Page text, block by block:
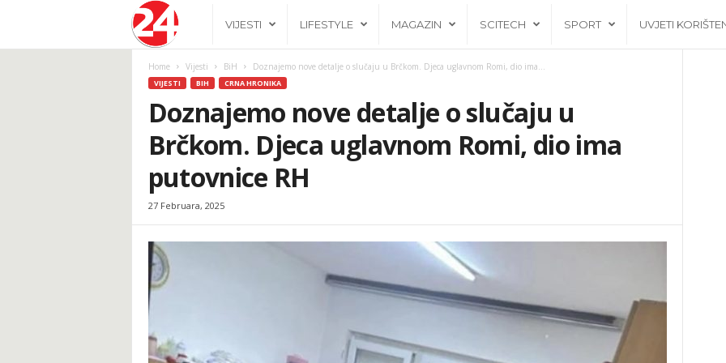
.
b
a
VIJESTI LIFESTYLE MAGAZIN SCITECH SPORT UVJETI
Home Vijesti BiH Doznajemo nove detalje o slučaju u Brčkom. Djeca uglavnom Romi, dio ima...
VIJESTI BIH CRNA HRONIKA
Doznajemo nove detalje o slučaju u
Brčkom. Djeca uglavnom Romi, dio ima
putovnice RH
27 Februara, 2025